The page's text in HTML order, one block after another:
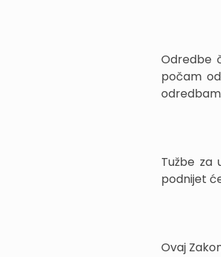
Odredbe
počam
Tužbe za
podnijet
Ovaj